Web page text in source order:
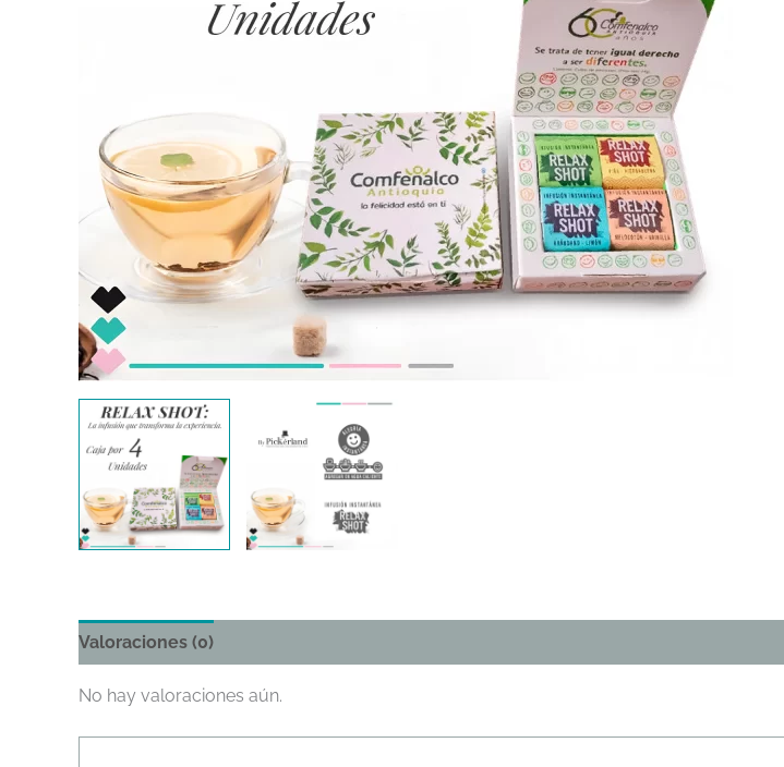
Valoraciones (0)
No hay valoraciones aún.